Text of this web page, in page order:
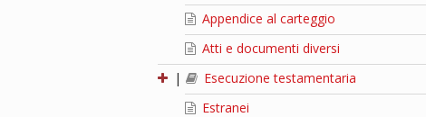
Appendice al carteggio
Atti e documenti diversi
|
Esecuzione testamentaria
Estranei